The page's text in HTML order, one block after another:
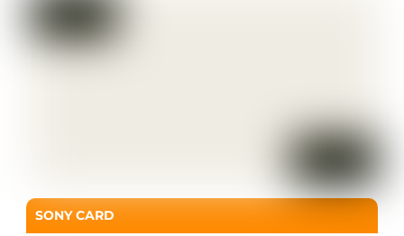
SONY CARD